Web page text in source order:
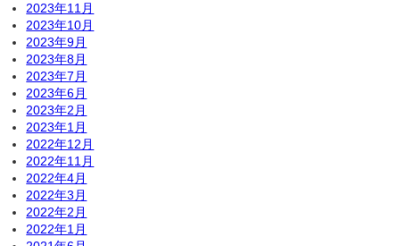
2023年11月
2023年10月
2023年9月
2023年8月
2023年7月
2023年6月
2023年2月
2023年1月
2022年12月
2022年11月
2022年4月
2022年3月
2022年2月
2022年1月